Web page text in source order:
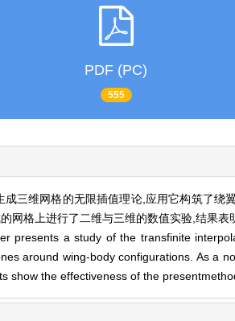
PDF (PC)
555
成三维网格的无限插值理论,应用它构筑了绕
网格上进行了二维与三维的数值实验,结果
presents a study of the transfinite
around wing-body configurations. As a
show the effectiveness of the